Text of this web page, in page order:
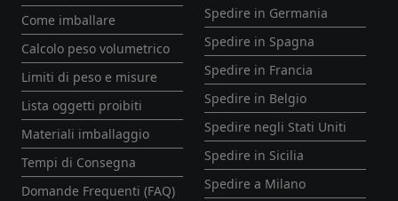
Come imballare
Calcolo peso volumetrico
Limiti di peso e misure
Lista oggetti proibiti
Materiali imballaggio
Tempi di Consegna
Domande Frequenti (FAQ)
Spedire in Germania
Spedire in Spagna
Spedire in Francia
Spedire in Belgio
Spedire negli Stati Uniti
Spedire in Sicilia
Spedire a Milano